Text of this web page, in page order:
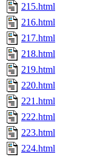
215.html
216.html
217.html
218.html
219.html
220.html
221.html
222.html
223.html
224.html